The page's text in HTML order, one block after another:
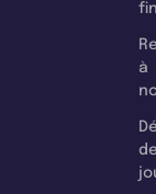
à